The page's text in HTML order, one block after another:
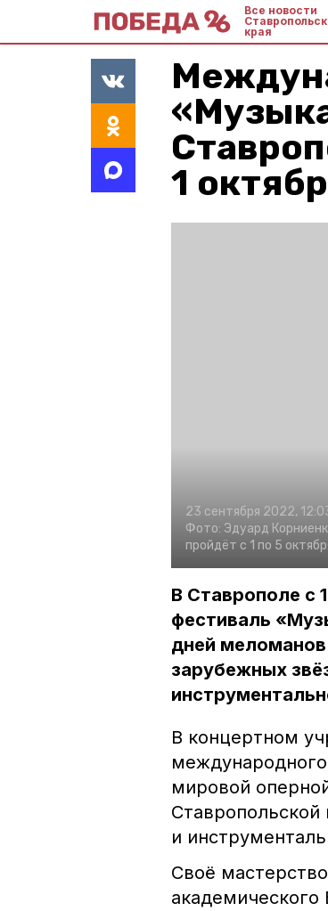
Все новости
края
1
23 сентября 2022,
Фото: Эдуард
пройдёт с 1 по 5
В Ставрополе с
фестиваль
дней меломанов
зарубежных
В концертном
мировой
и
Своё
академического